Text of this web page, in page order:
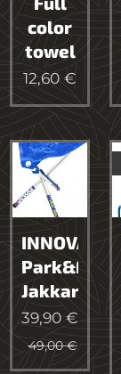
color
towel
12,60 €
INNOVA
Park&Fly
Jakkara
39,90 €
49,00€